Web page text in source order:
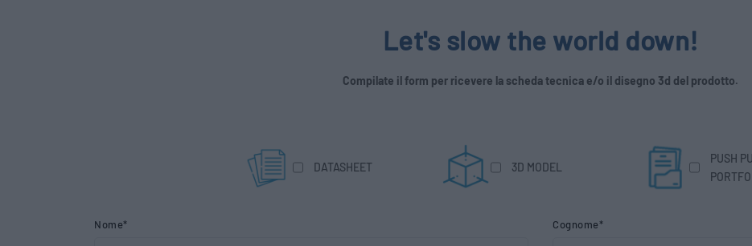
Let's slow the world down!
Compilate il form per ricevere la scheda tecnica e/o il disegno 3d del prodotto.
DATASHEET 3D MODEL
PUSH
Nome* Cognome*